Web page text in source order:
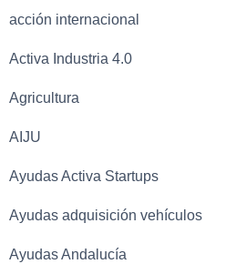
acción internacional
Activa Industria 4.0
Agricultura
AIJU
Ayudas Activa Startups
Ayudas adquisición vehículos
Ayudas Andalucía